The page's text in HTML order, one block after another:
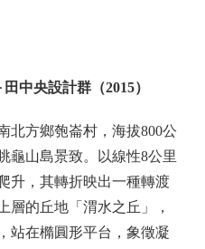
中央設計群（2015）
北方鄉匏崙村，海拔800公
龜山島景致。以線性8公里
升，其轉折映出一種轉渡
層的丘地「渭水之丘」，
站在橢圓形平台，象徵凝